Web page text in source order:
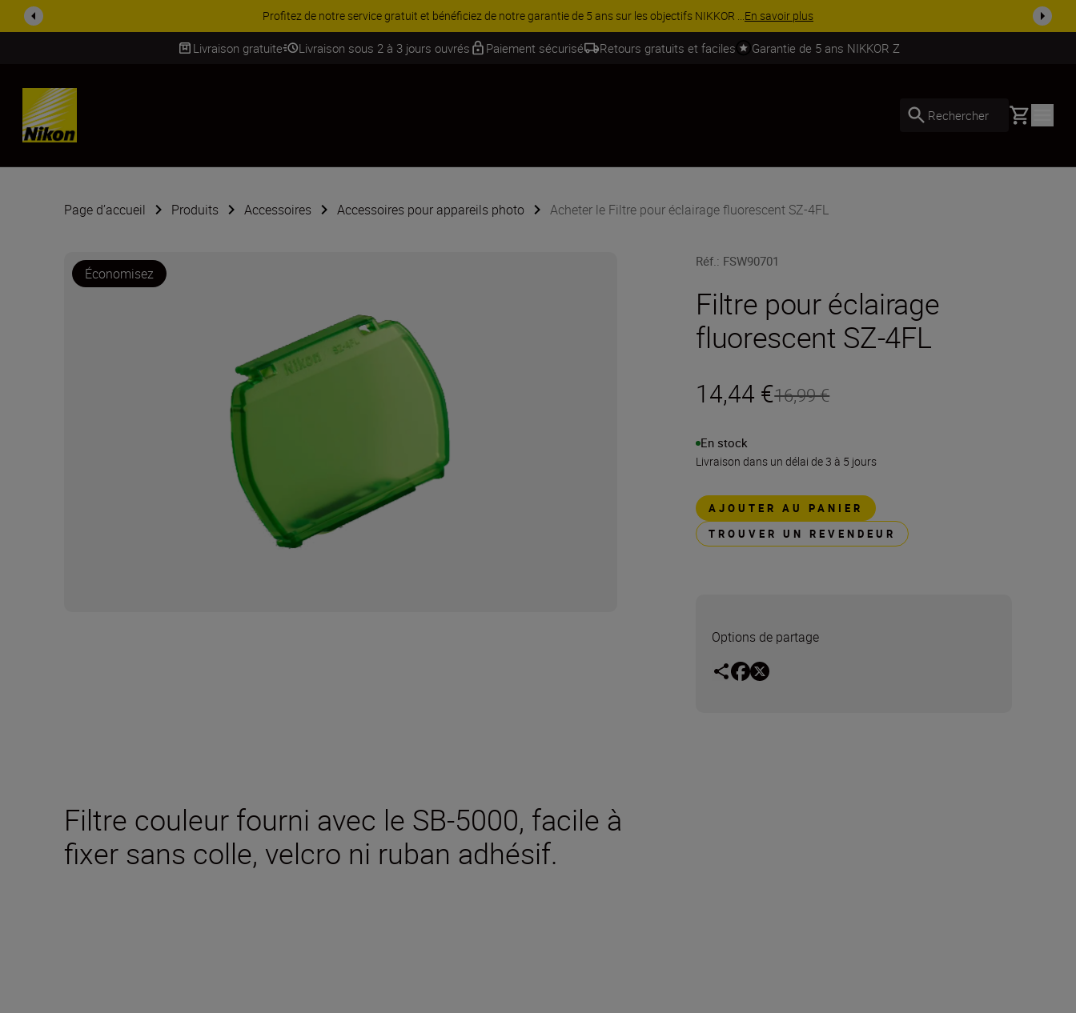
NIKKOR ... PROMOTION ACCESSOIRES | Équipez-vous davantage et économisez 15 % sur une sélection
Livraison gratuite Livraison sous 2 à 3 jours ouvrés Paiement sécurisé Retours gratuits et faciles Garantie de 5 ans NIKKOR Z
SKIP
Rechercher Basket
Page d’accueil Produits Accessoires Accessoires pour appareils photo Acheter le Filtre pour éclairage fluorescent SZ-4FL
Économisez
Réf.: FSW90701
Filtre pour éclairage
fluorescent SZ-4FL
14,44 €16,99 €
En stock
Livraison dans un délai de 3 à 5 jours
AJOUTER AU PANIER
TROUVER UN REVENDEUR
Options de partage
Filtre couleur fourni avec le SB-5000, facile à
fixer sans colle, velcro ni ruban adhésif.